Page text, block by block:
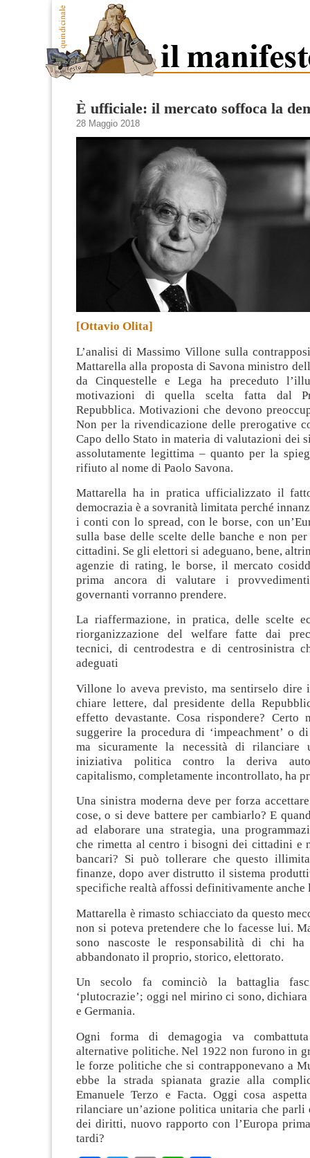
È ufficiale: il mercato soffoca la
28 Maggio 2018
[Ottavio Olita]
L’analisi di Massimo Villone sulla
Mattarella alla proposta di Savona ministro
da Cinquestelle e Lega ha preceduto
motivazioni di quella scelta fatta dal
Repubblica. Motivazioni che devono
Non per la rivendicazione delle prerogative
Capo dello Stato in materia di valutazioni dei
assolutamente legittima – quanto per la
rifiuto al nome di Paolo Savona.
Mattarella ha in pratica ufficializzato il
democrazia è a sovranità limitata perché
i conti con lo spread, con le borse, con
sulla base delle scelte delle banche e non
cittadini. Se gli elettori si adeguano, bene,
agenzie di rating, le borse, il mercato
prima ancora di valutare i
governanti vorranno prendere.
La riaffermazione, in pratica, delle scelte
riorganizzazione del welfare fatte dai
tecnici, di centrodestra e di centrosinistra
adeguati
Villone lo aveva previsto, ma sentirselo dire
chiare lettere, dal presidente della
effetto devastante. Cosa rispondere?
suggerire la procedura di ‘impeachment’ o di
ma sicuramente la necessità di rilanciare
iniziativa politica contro la deriva
capitalismo, completamente incontrollato, ha
Una sinistra moderna deve per forza
cose, o si deve battere per cambiarlo? E
ad elaborare una strategia, una
che rimetta al centro i bisogni dei cittadini e
bancari? Si può tollerare che questo
finanze, dopo aver distrutto il sistema
specifiche realtà affossi definitivamente anche
Mattarella è rimasto schiacciato da questo
non si poteva pretendere che lo facesse lui.
sono nascoste le responsabilità di chi ha
abbandonato il proprio, storico, elettorato.
Un secolo fa cominciò la battaglia
‘plutocrazie’; oggi nel mirino ci sono,
e Germania.
Ogni forma di demagogia va
alternative politiche. Nel 1922 non furono in
le forze politiche che si contrapponevano a
ebbe la strada spianata grazie alla
Emanuele Terzo e Facta. Oggi cosa
rilanciare un’azione politica unitaria che
dei diritti, nuovo rapporto con l’Europa
tardi?